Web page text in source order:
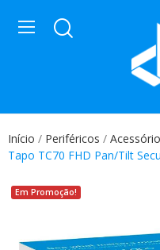
Início Periféricos
Tapo TC70 FHD Pan/Tilt
Em Promoção!